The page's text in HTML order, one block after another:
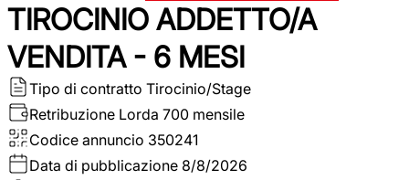
TIROCINIO ADDETTO/A
VENDITA - 6 MESI
Tipo di contratto Tirocinio/Stage
Retribuzione Lorda 700 mensile
Codice annuncio 350241
Data di pubblicazione 8/8/2026